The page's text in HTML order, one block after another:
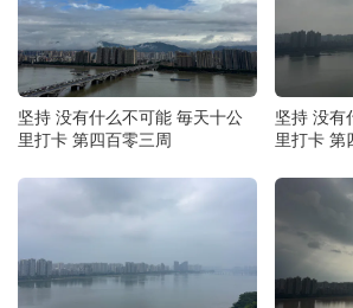
坚持 没有什么不可能 毎天十公
里打卡 第四百零三周
坚持 没有
里打卡 第